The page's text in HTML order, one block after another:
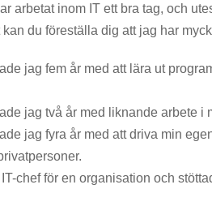
arbetat inom IT ett bra tag, och
du föreställa dig att jag har
jag fem år med att lära ut
jag två år med liknande arbete i
jag fyra år med att driva min
chef för en organisation och